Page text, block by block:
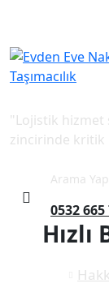
"Lojistik hizmet
zincirinde kritik
Arama Yap
0532 665